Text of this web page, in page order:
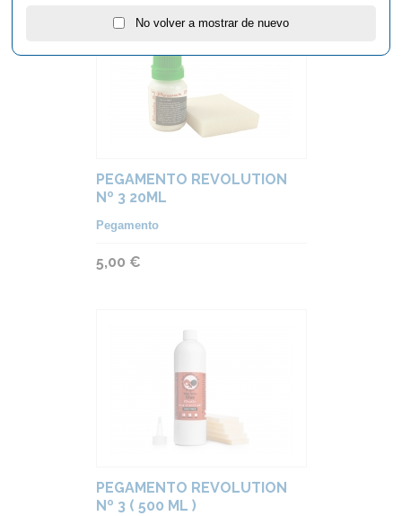
PEGAMENTO REVOLUTION
Nº 3 20ML
Pegamento
5,00 €
PEGAMENTO REVOLUTION
Nº 3 ( 500 ML )
No volver a mostrar de nuevo